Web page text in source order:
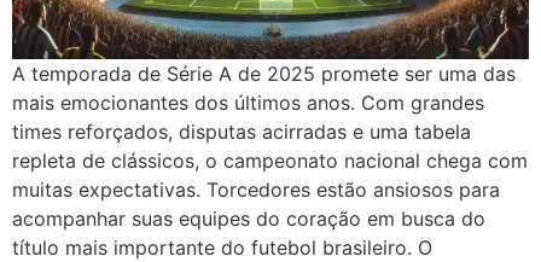
A temporada de Série A de 2025 promete ser uma das
mais emocionantes dos últimos anos. Com grandes
times reforçados, disputas acirradas e uma tabela
repleta de clássicos, o campeonato nacional chega com
muitas expectativas. Torcedores estão ansiosos para
acompanhar suas equipes do coração em busca do
título mais importante do futebol brasileiro. O